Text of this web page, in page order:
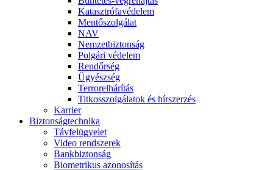
Katasztrófavédelem
Mentőszolgálat
NAV
Nemzetbiztonság
Polgári védelem
Rendőrség
Ügyészség
Terrorelhárítás
Titkosszolgálatok és hírszerzés
Karrier
Biztonságtechnika
Távfelügyelet
Video rendszerek
Bankbiztonság
Biometrikus azonosítás